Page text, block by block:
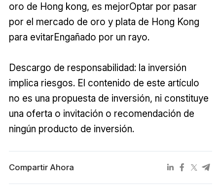
oro de Hong kong, es mejorOptar por pasar
por el mercado de oro y plata de Hong Kong
para evitarEngañado por un rayo.
Descargo de responsabilidad: la inversión
implica riesgos. El contenido de este artículo
no es una propuesta de inversión, ni constituye
una oferta o invitación o recomendación de
ningún producto de inversión.
Compartir Ahora